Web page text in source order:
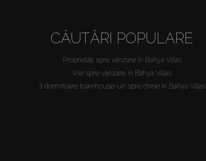
CĂUTĂRI POPULARE
Proprietăți spre vânzare în Bahya Villas
Vile spre vânzare în Bahya Villas
3 dormitoare townhouse-uri spre chirie în Bahya Villas